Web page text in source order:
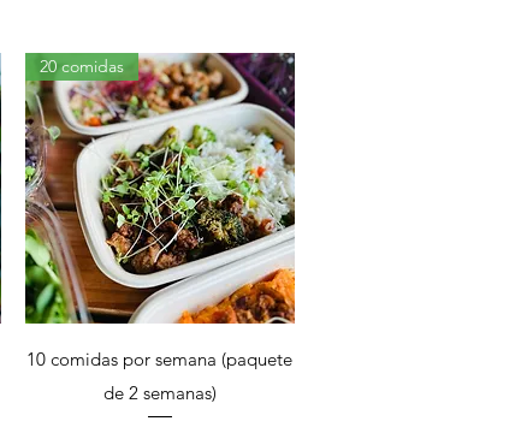
Vista rápida
20 comidas
10 comidas por semana (paquete
de 2 semanas)